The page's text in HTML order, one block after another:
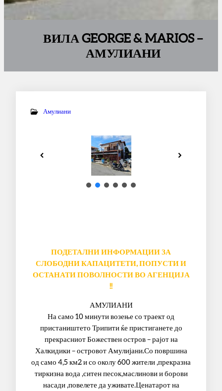
ВИЛА GEORGE & MARIOS –
АМУЛИАНИ
Амулиани
ПОДЕТАЛНИИНФОРМАЦИИ ЗА
СЛОБОДНИ КАПАЦИТЕТИ, ПОПУСТИ И
ОСТАНАТИ ПОВОЛНОСТИ ВО АГЕНЦИЈА
!!
АМУЛИАНИ
На само 10 минути возење со траект од
пристаништето Трипити ќе пристиганете до
прекрасниот Божествен остров – рајот на
Халкидики – островот Амулијани.Со површина
од само 4,5 км2 и со околу 600 жители ,прекразна
тиркизна вода ,ситен песок,маслинови и борови
насади ,повелете да уживате.Ценатарот на